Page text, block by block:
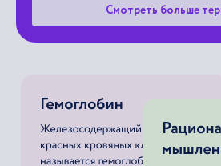
Смотреть больше